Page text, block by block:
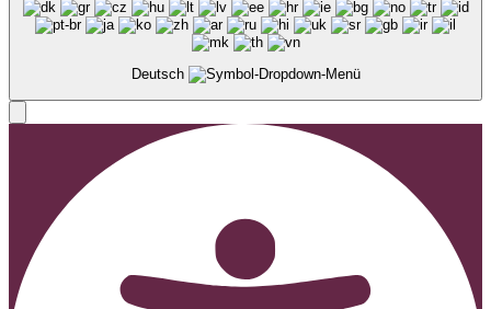
Deutsch